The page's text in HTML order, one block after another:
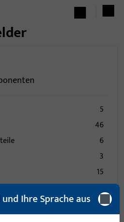
5
46
6
3
15
4
10
33
Ihre Sprache aus